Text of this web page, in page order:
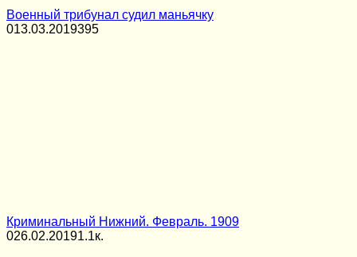
Военный трибунал судил маньячку
013.03.2019395
Криминальный Нижний. Февраль. 1909
026.02.20191.1к.